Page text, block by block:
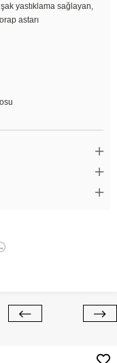
yastıklama sağlayan,
astarı